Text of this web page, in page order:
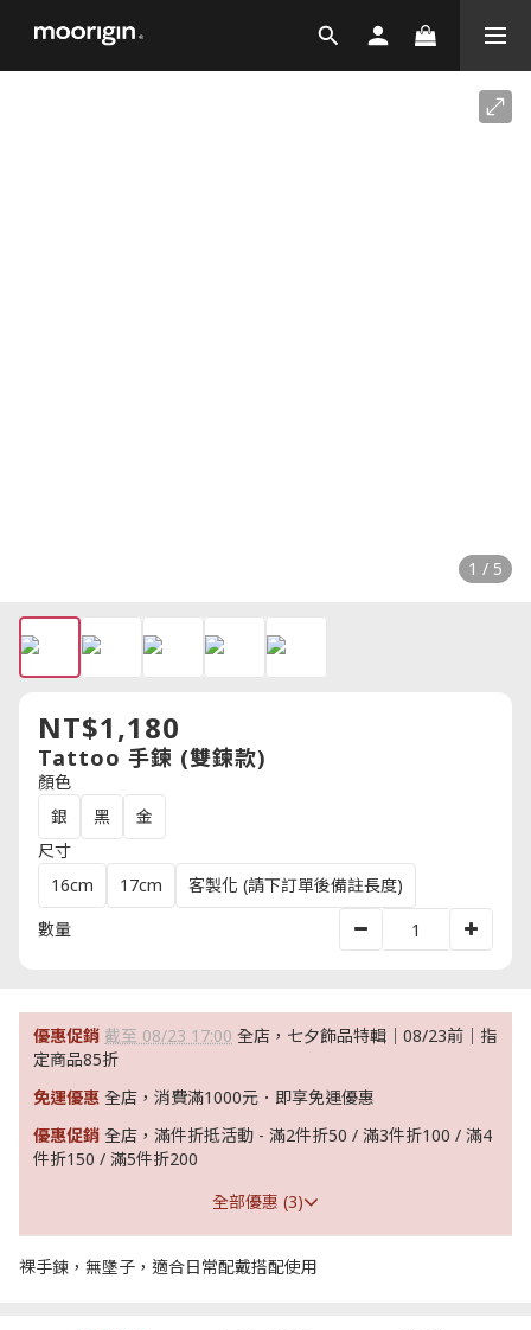
1 / 5
NT$1,180
Tattoo 手鍊 (雙鍊款)
顏色
銀
黑
金
尺寸
16cm
17cm
客製化 (請下訂單後備註長度)
數量
優惠促銷 截至 08/23 17:00 全店，七夕飾品特輯｜08/23前｜指
定商品85折
免運優惠 全店，消費滿1000元．即享免運優惠
優惠促銷 全店，滿件折抵活動 - 滿2件折50 / 滿3件折100 / 滿4
件折150 / 滿5件折200
全部優惠 (3)
裸手鍊，無墬子，適合日常配戴搭配使用